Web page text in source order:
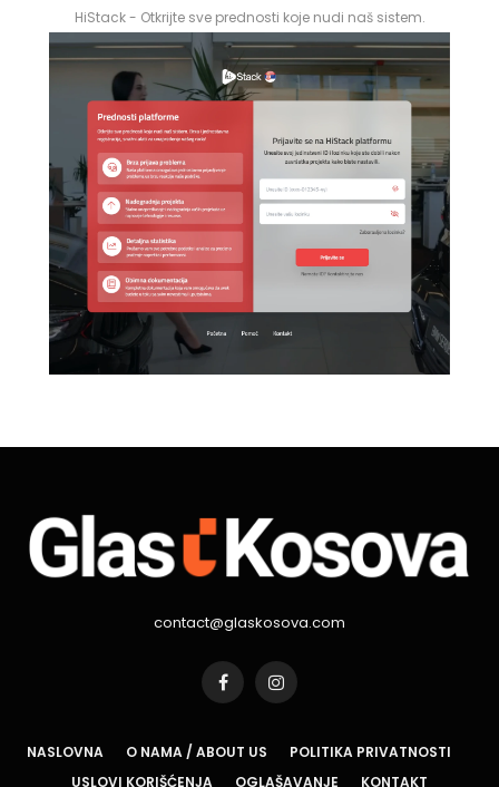
HiStack - Otkrijte sve prednosti koje nudi naš sistem.
contact@glaskosova.com
FacebookInstagram
NASLOVNA O NAMA / ABOUT US
POLITIKA PRIVATNOSTI
USLOVI KORIŠĆENJA
OGLAŠAVANJE KONTAKT